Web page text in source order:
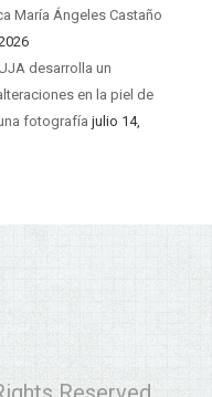
María Ángeles Castaño
desarrolla un
en la piel de
fotografía julio 14,